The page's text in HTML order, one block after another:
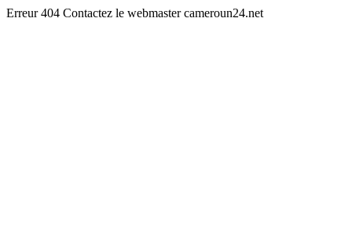
Erreur 404 Contactez le webmaster cameroun24.net